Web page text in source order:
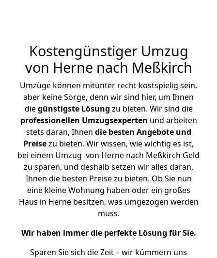
Kostengünstiger Umzug
von Herne nach Meßkirch
Umzüge können mitunter recht kostspielig sein,
aber keine Sorge, denn wir sind hier, um Ihnen
diegünstigste Lösung zu bieten. Wir sind die
professionellen Umzugsexperten und arbeiten
stets daran, Ihnen die besten Angebote und
Preisezu bieten. Wir wissen, wie wichtig es ist,
bei einem Umzug von Herne nach Meßkirch Geld
zu sparen, und deshalb setzen wir alles daran,
Ihnen die besten Preise zu bieten. Ob Sie nun
eine kleine Wohnung haben oder ein großes
Haus in Herne besitzen, was umgezogen werden
muss.
Wir haben immer die perfekte Lösung für Sie.
Sparen Sie sich die Zeit – wir kümmern uns